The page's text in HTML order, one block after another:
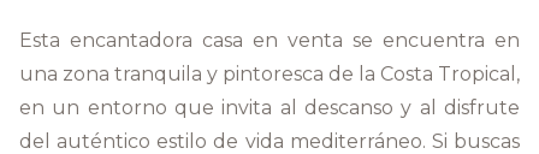
Esta encantadora casa en venta se encuentra en
una zona tranquila y pintoresca de la Costa Tropical,
en un entorno que invita al descanso y al disfrute
del auténtico estilo de vida mediterráneo. Si buscas